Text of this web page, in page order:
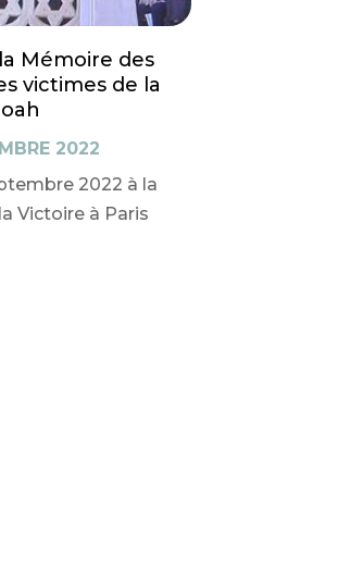
Mémoire des
victimes de la
2022
2022 à la
Victoire à Paris